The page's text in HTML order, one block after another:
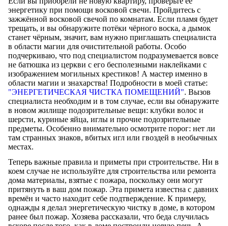
энергетику при помощи восковой свечи. Пройдитесь с
зажжённой восковой свечой по комнатам. Если пламя будет
трещать, и вы обнаружите потёки чёрного воска, а дымок
станет чёрным, значит, вам нужно приглашать специалиста
в области магии для очистительной работы. Особо
подчеркиваю, что под специалистом подразумевается вовсе
не батюшка из церкви с его бесполезными наклейками с
изображением могильных крестиков! А мастер именно в
области магии и знахарства! Подробности в моей статье:
"ЭНЕРГЕТИЧЕСКАЯ ЧИСТКА ПОМЕЩЕНИЙ". Вызов
специалиста необходим и в том случае, если вы обнаружите
в новом жилище подозрительные вещи: клубки волос и
шерсти, куриные яйца, иглы и прочие подозрительные
предметы. Особенно внимательно осмотрите порог: нет ли
там странных знаков, вбитых игл или гвоздей в необычных
местах.
Теперь важные правила и приметы при строительстве. Ни в
коем случае не используйте для строительства или ремонта
дома материалы, взятые с пожара, поскольку они могут
притянуть в ваш дом пожар. Эта примета известна с давних
времён и часто находит себе подтверждение. К примеру,
однажды я делал энергетическую чистку в доме, в котором
ранее был пожар. Хозяева рассказали, что беда случилась